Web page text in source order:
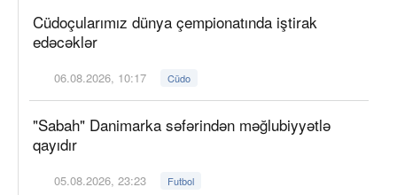
Cüdoçularımız dünya çempionatında iştirak
edəcəklər
06.08.2026, 10:17 Cüdo
"Sabah" Danimarka səfərindən məğlubiyyətlə
qayıdır
05.08.2026, 23:23 Futbol